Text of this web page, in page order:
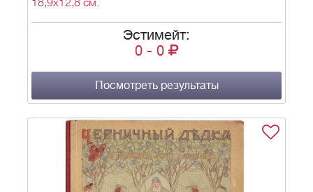
18,9х12,8 см.
Эстимейт:
0 - 0
Посмотреть результаты